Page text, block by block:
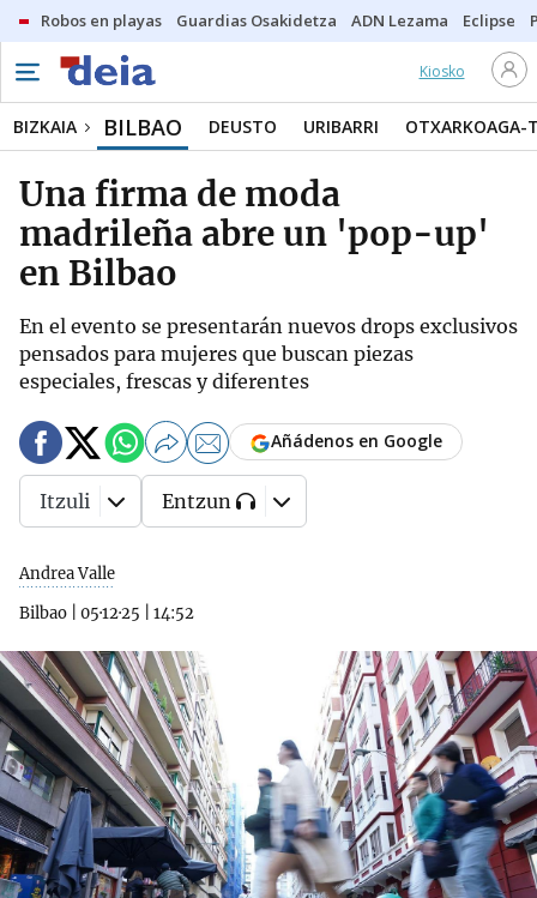
Robos en playas Guardias Osakidetza ADN Lezama Eclipse
Kiosko
BIZKAIA BILBAO DEUSTO URIBARRI OTXARKOAGA-
Una firma de moda
madrileña abre un 'pop-up'
en Bilbao
En el evento se presentarán nuevos drops exclusivos
pensados para mujeres que buscan piezas
especiales, frescas y diferentes
Andrea Valle
Bilbao
05·12·25 14:52
Añádenos en Google
Itzuli Entzun